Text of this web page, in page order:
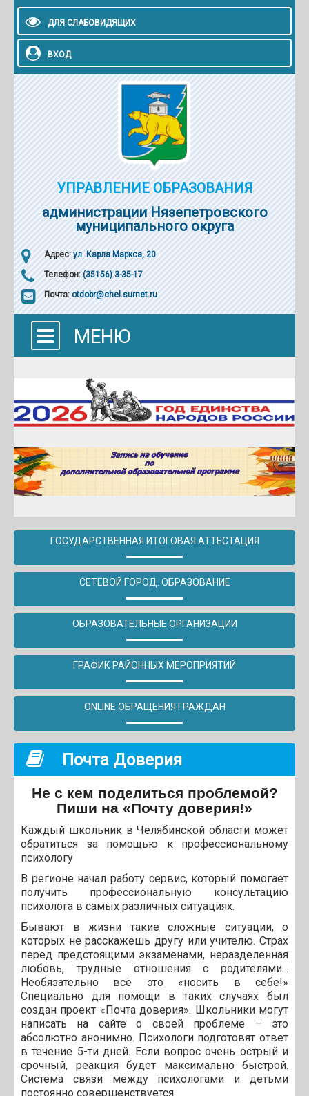
ДЛЯ СЛАБОВИДЯЩИХ
ВХОД
УПРАВЛЕНИЕ ОБРАЗОВАНИЯ
администрации Нязепетровского
муниципального округа
Адрес: ул. Карла Маркса, 20
Телефон: (35156) 3-35-17
Почта: otdobr@chel.surnet.ru
МЕНЮ
ГОСУДАРСТВЕННАЯ ИТОГОВАЯ АТТЕСТАЦИЯ
СЕТЕВОЙ ГОРОД. ОБРАЗОВАНИЕ
ОБРАЗОВАТЕЛЬНЫЕ ОРГАНИЗАЦИИ
ГРАФИК РАЙОННЫХ МЕРОПРИЯТИЙ
ONLINE ОБРАЩЕНИЯ ГРАЖДАН
Почта Доверия
Не с кем поделиться проблемой?
Пиши на «Почту доверия!»
Каждый школьник в Челябинской области может
обратиться за помощью к профессиональному
психологу
В регионе начал работу сервис, который помогает
получить профессиональную консультацию
психолога в самых различных ситуациях.
Бывают в жизни такие сложные ситуации, о
которых не расскажешь другу или учителю. Страх
перед предстоящими экзаменами, неразделенная
любовь, трудные отношения с родителями...
Необязательно всё это «носить в себе!»
Специально для помощи в таких случаях был
создан проект «Почта доверия». Школьники могут
написать на сайте о своей проблеме – это
абсолютно анонимно. Психологи подготовят ответ
в течение 5-ти дней. Если вопрос очень острый и
срочный, реакция будет максимально быстрой.
Система связи между психологами и детьми
постоянно совершенствуется.